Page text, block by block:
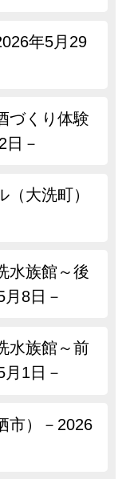
年5月29
づくり体験
日－
大洗町）
水族館～後
8日－
水族館～前
1日－
市）－2026